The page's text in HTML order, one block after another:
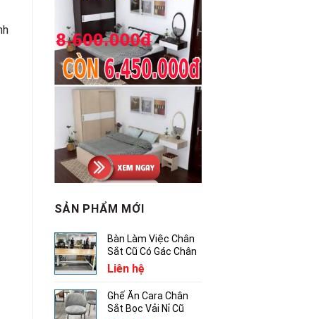
SẢN PHẨM MỚI
Bàn Làm Việc Chân
Sắt Cũ Có Gác Chân
Liên hệ
Ghế Ăn Cara Chân
Sắt Bọc Vải Nỉ Cũ